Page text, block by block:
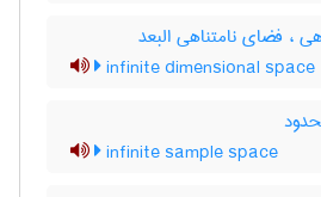
، فضای نامتناهی البعد
infinite dimensional space
infinite sample space